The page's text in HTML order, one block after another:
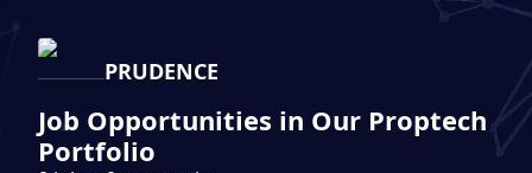
PRUDENCE
Job Opportunities in Our Proptech
Portfolio